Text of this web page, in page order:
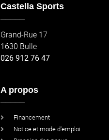
Castella Sports
Grand-Rue 17
1630 Bulle
026 912 76 47
A propos
Financement
Notice et mode d'emploi